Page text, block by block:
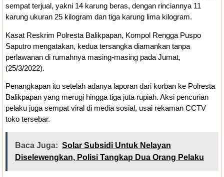
sempat terjual, yakni 14 karung beras, dengan rinciannya 11
karung ukuran 25 kilogram dan tiga karung lima kilogram.
Kasat Reskrim Polresta Balikpapan, Kompol Rengga Puspo
Saputro mengatakan, kedua tersangka diamankan tanpa
perlawanan di rumahnya masing-masing pada Jumat,
(25/3/2022).
Penangkapan itu setelah adanya laporan dari korban ke Polresta
Balikpapan yang merugi hingga tiga juta rupiah. Aksi pencurian
pelaku juga sempat viral di media sosial, usai rekaman CCTV
toko tersebar.
Baca Juga: Solar Subsidi Untuk Nelayan
Diselewengkan, Polisi Tangkap Dua Orang Pelaku